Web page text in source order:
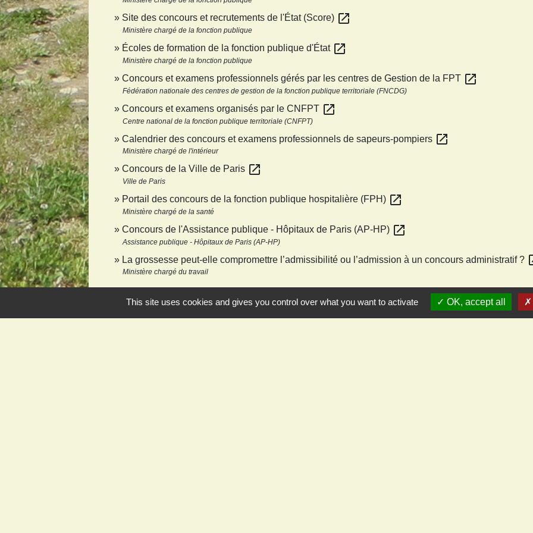
Site des concours et recrutements de l'État (Score) open_in_new
Ministère chargé de la fonction publique
Écoles de formation de la fonction publique d'État open_in_new
Ministère chargé de la fonction publique
Concours et examens professionnels gérés par les centres de Gestion de la FPT open_in_new
Fédération nationale des centres de gestion de la fonction publique territoriale (FNCDG)
Concours et examens organisés par le CNFPT open_in_new
Centre national de la fonction publique territoriale (CNFPT)
Calendrier des concours et examens professionnels de sapeurs-pompiers open_in_new
Ministère chargé de l'intérieur
Concours de la Ville de Paris open_in_new
Ville de Paris
Portail des concours de la fonction publique hospitalière (FPH) open_in_new
Ministère chargé de la santé
Concours de l'Assistance publique - Hôpitaux de Paris (AP-HP) open_in_new
Assistance publique - Hôpitaux de Paris (AP-HP)
La grossesse peut-elle compromettre l’admissibilité ou l’admission à un concours administratif ?
Ministère chargé du travail
This site uses cookies and gives you control over what you want to activate OK, accept all